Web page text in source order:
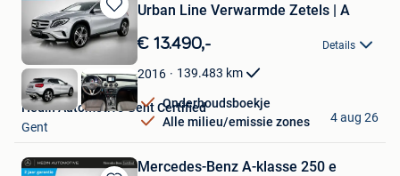
Bewaren
in
Mijn
Favorieten
Urban Line Verwarmde Zetels | A
€ 13.490,- Details
2016 139.483 km
Onderhoudsboekje
Alle milieu/emissie zones
Hedin Automotive Gent Certified
Gent
4 aug 26
Mercedes-Benz A-klasse 250 e